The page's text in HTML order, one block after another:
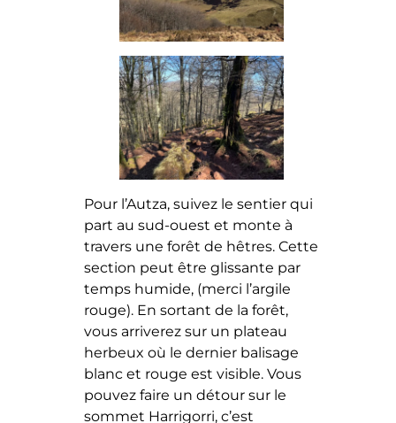
Pour l’Autza, suivez le sentier qui
part au sud-ouest et monte à
travers une forêt de hêtres. Cette
section peut être glissante par
temps humide, (merci l’argile
rouge). En sortant de la forêt,
vous arriverez sur un plateau
herbeux où le dernier balisage
blanc et rouge est visible. Vous
pouvez faire un détour sur le
sommet Harrigorri, c’est